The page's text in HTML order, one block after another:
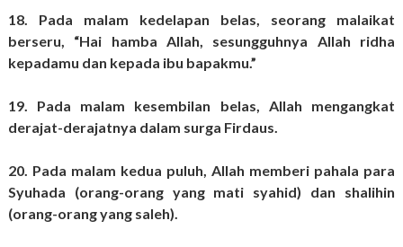
18. Pada malam kedelapan belas, seorang malaikat
berseru, “Hai hamba Allah, sesungguhnya Allah ridha
kepadamu dan kepada ibu bapakmu.”
19. Pada malam kesembilan belas, Allah mengangkat
derajat-derajatnya dalam surga Firdaus.
20. Pada malam kedua puluh, Allah memberi pahala para
Syuhada (orang-orang yang mati syahid) dan shalihin
(orang-orang yang saleh).